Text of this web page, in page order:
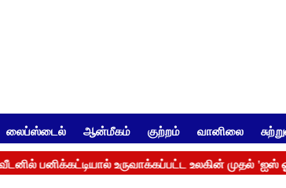
லைப்ஸ்டைல் ஆன்மீகம் குற்றம் வானிலை